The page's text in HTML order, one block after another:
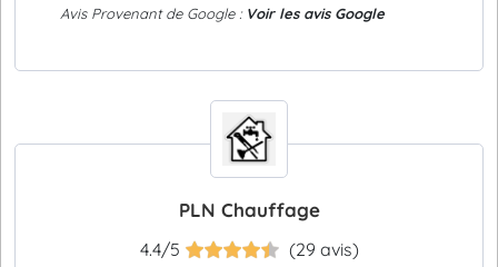
Avis Provenant de Google : Voir les avis Google
PLN Chauffage
4.4/5 (29 avis)